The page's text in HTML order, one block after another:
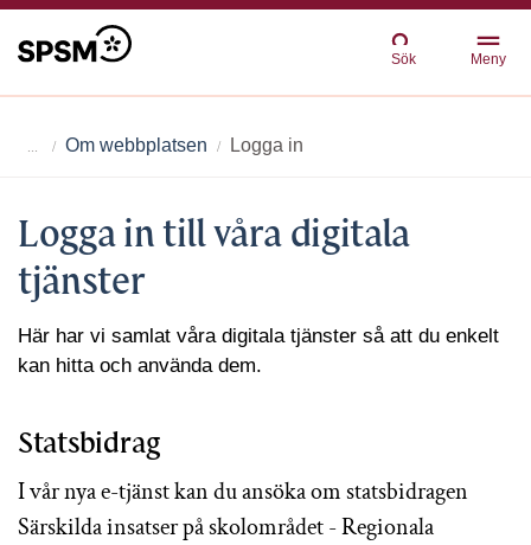
Sök Meny
Om webbplatsen Logga in
Logga in till våra digitala
tjänster
Här har vi samlat våra digitala tjänster så att du enkelt
kan hitta och använda dem.
Statsbidrag
I vår nya e-tjänst kan du ansöka om statsbidragen
Särskilda insatser på skolområdet - Regionala